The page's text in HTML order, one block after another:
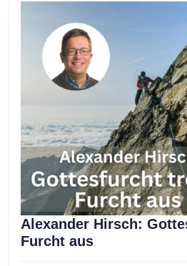
Alexander Hirsch:
Furcht ausAlexander